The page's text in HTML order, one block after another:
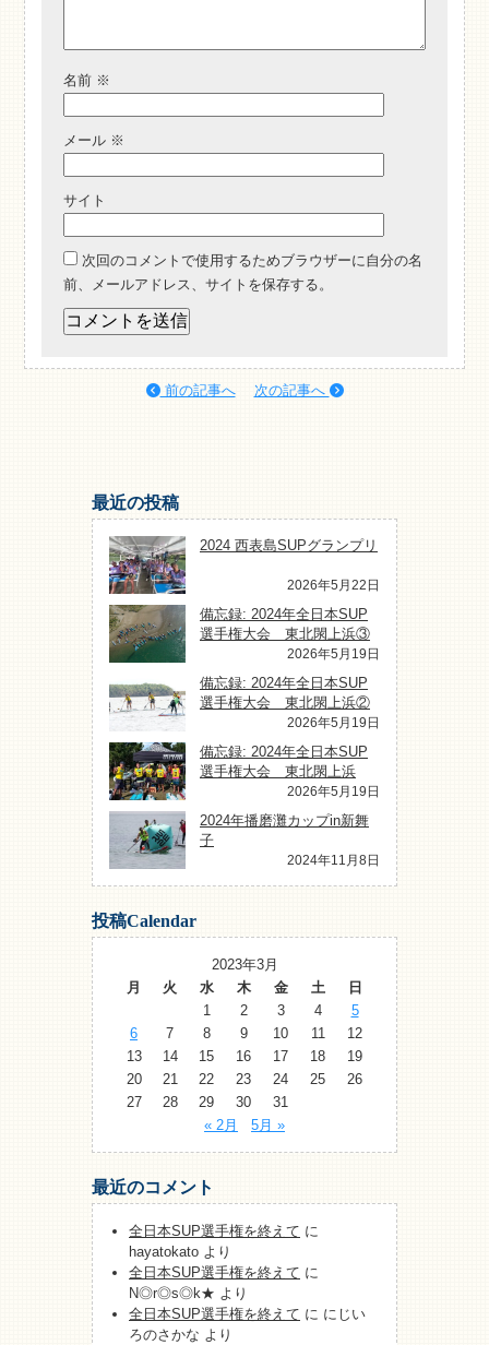
名前 ※
メール ※
サイト
次回のコメントで使用するためブラウザーに自分の名
前、メールアドレス、サイトを保存する。
前の記事へ 次の記事へ
最近の投稿
2024 西表島SUPグランプリ
2026年5月22日
備忘録: 2024年全日本SUP
選手権大会 東北閖上浜③
2026年5月19日
備忘録: 2024年全日本SUP
選手権大会 東北閖上浜②
2026年5月19日
備忘録: 2024年全日本SUP
選手権大会 東北閖上浜
2026年5月19日
2024年播磨灘カップin新舞
子
2024年11月8日
投稿Calendar
2023年3月
月
火 水 木 金 土
日
1
2 3 4
5
6
7 8 9 10 11
12
13
14 15 16 17 18
19
20
21 22 23 24 25
26
27
28 29 30
31
« 2月
5月 »
最近のコメント
全日本SUP選手権を終えて に
hayatokato より
全日本SUP選手権を終えて に
N◎r◎s◎k★ より
全日本SUP選手権を終えて に にじい
ろのさかな より